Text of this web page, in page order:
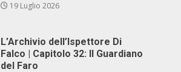
19 Luglio 2026
L’Archivio dell’Ispettore Di
Falco | Capitolo 32: Il Guardiano
del Faro